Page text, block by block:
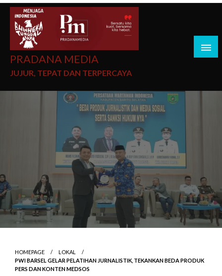
PRADANA MEDIA
JUJUR, TEPAT DAN TERPERCAYA
HOMEPAGE
LOKAL
PWI BARSEL GELAR PELATIHAN JURNALISTIK, TEKANKAN BEDA PRODUK
PERS DAN KONTEN MEDSOS